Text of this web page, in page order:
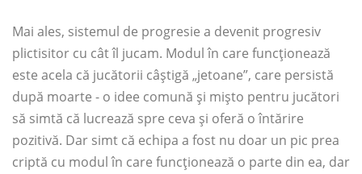
Mai ales, sistemul de progresie a devenit progresiv
plictisitor cu cât îl jucam. Modul în care funcționează
este acela că jucătorii câștigă „jetoane”, care persistă
după moarte - o idee comună și mișto pentru jucători
să simtă că lucrează spre ceva și oferă o întărire
pozitivă. Dar simt că echipa a fost nu doar un pic prea
criptă cu modul în care funcționează o parte din ea, dar